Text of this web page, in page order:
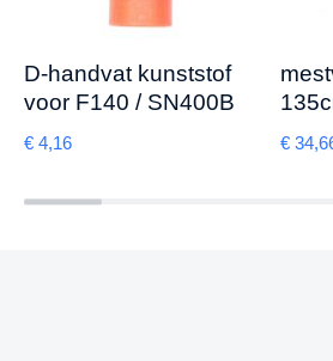
D-handvat kunststof
voor F140 / SN400B
€ 4,16 €